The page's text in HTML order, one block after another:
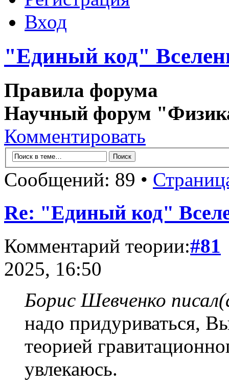
Вход
"Единый код"
Правила форума
Научный форум
Комментировать
Сообщений: 89 •
Re: "Единый код"
Комментарий теории:#81
2025, 16:50
Борис Шевченко
надо придуриваться,
теорией
увлекаюсь.